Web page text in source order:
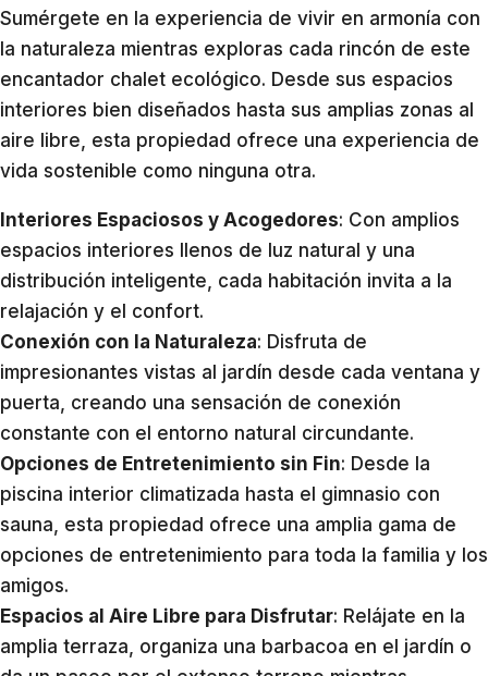
Sumérgete en la experiencia de vivir en armonía con
la naturaleza mientras exploras cada rincón de este
encantador chalet ecológico. Desde sus espacios
interiores bien diseñados hasta sus amplias zonas al
aire libre, esta propiedad ofrece una experiencia de
vida sostenible como ninguna otra.
Interiores Espaciosos y Acogedores: Con amplios
espacios interiores llenos de luz natural y una
distribución inteligente, cada habitación invita a la
relajación y el confort.
Conexión con la Naturaleza: Disfruta de
impresionantes vistas al jardín desde cada ventana y
puerta, creando una sensación de conexión
constante con el entorno natural circundante.
Opciones de Entretenimiento sin Fin: Desde la
piscina interior climatizada hasta el gimnasio con
sauna, esta propiedad ofrece una amplia gama de
opciones de entretenimiento para toda la familia y los
amigos.
Espacios al Aire Libre para Disfrutar: Relájate en la
amplia terraza, organiza una barbacoa en el jardín o